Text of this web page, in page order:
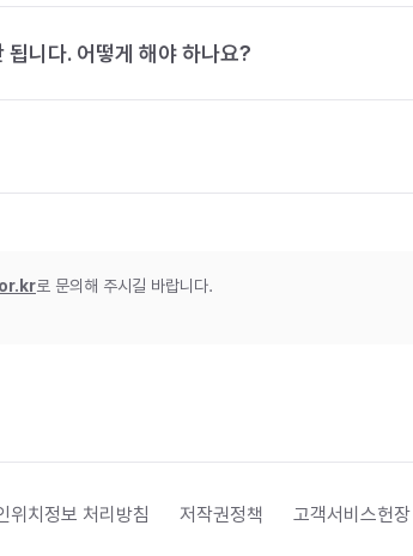
니다. 어떻게 해야 하나요?
로 문의해 주시길 바랍니다.
위치정보 처리방침 저작권정책 고객서비스헌장